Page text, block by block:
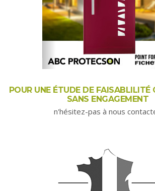
POUR UNE ÉTUDE DE FAISABLILITÉ
SANS ENGAGEMENT
n'hésitez-pas à nous